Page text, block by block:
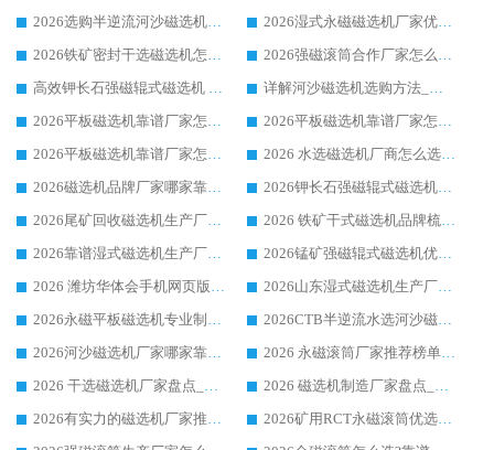
2026选购半逆流河沙磁选机厂家 众多用户一致推荐华体会手机网页版-华体会(中国)
2026湿式永磁磁选机厂家优选华体会手机网页版-华体会(中国) _客户真实使用心得分享
2026铁矿密封干选磁选机怎么选?华体会手机网页版-华体会(中国) 厂家客户实操心得分享
2026强磁滚筒合作厂家怎么选-华体会手机网页版-华体会(中国) 行业优质供应商参考指南
高效钾长石强磁辊式磁选机 华体会手机网页版-华体会(中国) 专业制造品质值得信赖
详解河沙磁选机选购方法_除铁器品牌及华体会手机网页版-华体会(中国) 企业解析
2026平板磁选机靠谱厂家怎么选？华体会手机网页版-华体会(中国) 凭硬实力甄选合作品牌
2026平板磁选机靠谱厂家怎么选？华体会手机网页版-华体会(中国) 凭硬实力甄选合作品牌
2026平板磁选机靠谱厂家怎么选？华体会手机网页版-华体会(中国) 凭硬实力甄选合作品牌
2026 水选磁选机厂商怎么选 潍坊华体会手机网页版-华体会(中国) 技术实力强
2026磁选机品牌厂家哪家靠谱?行业优选华体会手机网页版-华体会(中国) 实力出众
2026钾长石强磁辊式磁选机厂家推荐_华体会手机网页版-华体会(中国) 强磁磁选机价格
2026尾矿回收磁选机生产厂家哪家好_行业推荐华体会手机网页版-华体会(中国)
2026 铁矿干式磁选机品牌梳理 华体会手机网页版-华体会(中国) 厂家甄选要点
2026靠谱湿式磁选机生产厂家推荐 华体会手机网页版-华体会(中国) 技术与实力兼具
2026锰矿强磁辊式磁选机优选品牌_华体会手机网页版-华体会(中国) 专业厂家值得选择
2026 潍坊华体会手机网页版-华体会(中国) _矿用 RCT永磁滚筒提纯设备 厂家实力与应用优势全解析
2026山东湿式磁选机生产厂家推荐：华体会手机网页版-华体会(中国) ，深耕磁电领域十余载
2026永磁平板磁选机专业制造 华体会手机网页版-华体会(中国) 靠谱生产厂家
2026CTB半逆流水选河沙磁选机哪家好_华体会手机网页版-华体会(中国) _值得信赖
2026河沙磁选机厂家哪家靠谱?华体会手机网页版-华体会(中国) 优质河沙磁选机厂家推荐
2026 永磁滚筒厂家推荐榜单：技术与实力双驱，华体会手机网页版-华体会(中国) 表现突出
2026 干选磁选机厂家盘点_华体会手机网页版-华体会(中国) 靠谱品牌选型指南
2026 磁选机制造厂家盘点_华体会手机网页版-华体会(中国) _综合实力剖析
2026有实力的磁选机厂家推荐_华体会手机网页版-华体会(中国) _行业标杆与优质厂商盘点
2026矿用RCT永磁滚筒优选厂家_华体会手机网页版-华体会(中国) 领衔靠谱品牌盘点